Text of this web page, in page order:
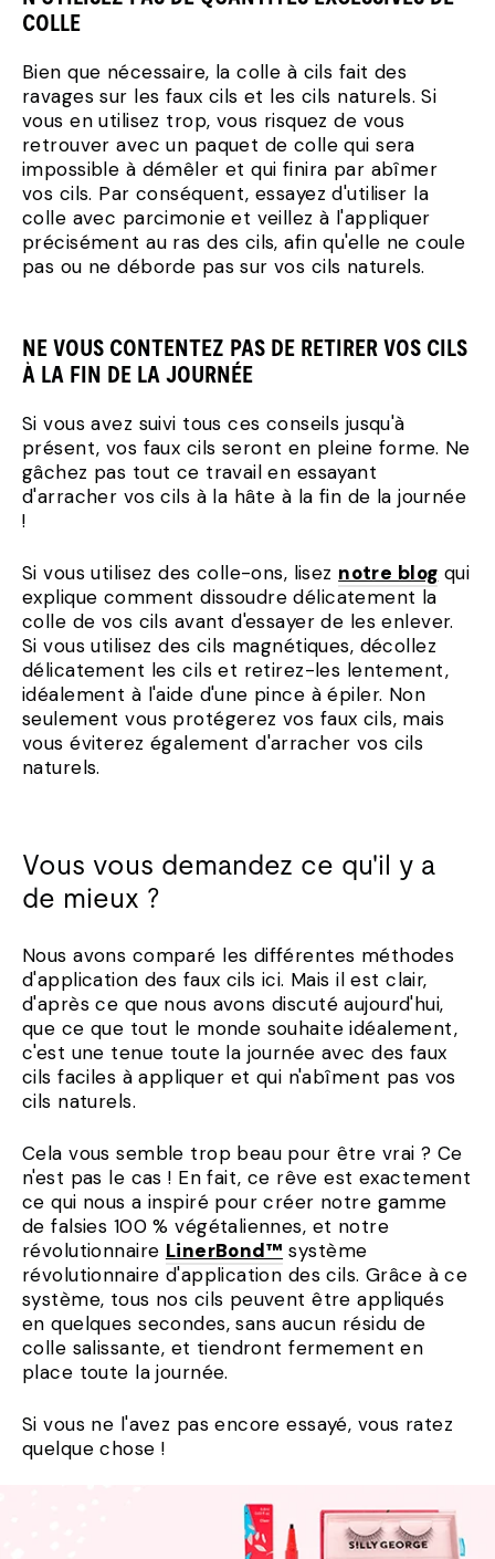
COLLE
Bien que nécessaire, la colle à cils fait des
ravages sur les faux cils et les cils naturels. Si
vous en utilisez trop, vous risquez de vous
retrouver avec un paquet de colle qui sera
impossible à démêler et qui finira par abîmer
vos cils. Par conséquent, essayez d'utiliser la
colle avec parcimonie et veillez à l'appliquer
précisément au ras des cils, afin qu'elle ne coule
pas ou ne déborde pas sur vos cils naturels.
NE VOUS CONTENTEZ PAS DE RETIRER VOS CILS
À LA FIN DE LA JOURNÉE
Si vous avez suivi tous ces conseils jusqu'à
présent, vos faux cils seront en pleine forme. Ne
gâchez pas tout ce travail en essayant
d'arracher vos cils à la hâte à la fin de la journée
!
Si vous utilisez des colle-ons, lisez notre blog qui
explique comment dissoudre délicatement la
colle de vos cils avant d'essayer de les enlever.
Si vous utilisez des cils magnétiques, décollez
délicatement les cils et retirez-les lentement,
idéalement à l'aide d'une pince à épiler. Non
seulement vous protégerez vos faux cils, mais
vous éviterez également d'arracher vos cils
naturels.
Vous vous demandez ce qu'il y a
de mieux ?
Nous avons comparé les différentes méthodes
d'application des faux cils ici. Mais il est clair,
d'après ce que nous avons discuté aujourd'hui,
que ce que tout le monde souhaite idéalement,
c'est une tenue toute la journée avec des faux
cils faciles à appliquer et qui n'abîment pas vos
cils naturels.
Cela vous semble trop beau pour être vrai ? Ce
n'est pas le cas ! En fait, ce rêve est exactement
ce qui nous a inspiré pour créer notre gamme
de falsies 100 % végétaliennes, et notre
révolutionnaire LinerBond™ système
révolutionnaire d'application des cils. Grâce à ce
système, tous nos cils peuvent être appliqués
en quelques secondes, sans aucun résidu de
colle salissante, et tiendront fermement en
place toute la journée.
Si vous ne l'avez pas encore essayé, vous ratez
quelque chose !